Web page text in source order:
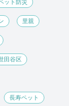
ット防災
里親
田谷区
長寿ペット